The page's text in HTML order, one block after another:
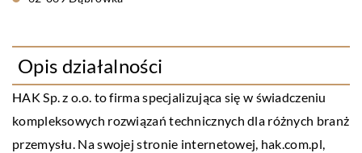
Opis działalności
HAK Sp. z o.o. to firma specjalizująca się w świadczeniu
kompleksowych rozwiązań technicznych dla różnych branż
przemysłu. Na swojej stronie internetowej, hak.com.pl,